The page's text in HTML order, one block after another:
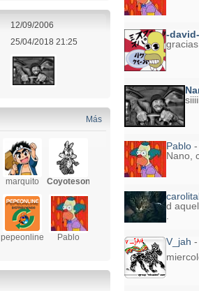
12/09/2006
25/04/2018 21:25
Más
marquito Coyotesonico
pepeonline Pablo
-david-
Pablo -
Nano,
d
V_jah -